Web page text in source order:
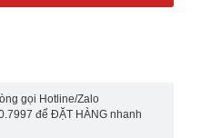
gọi Hotline/Zalo
để ĐẶT HÀNG nhanh